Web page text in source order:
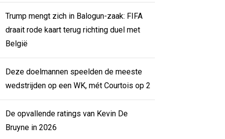
Trump mengt zich in Balogun-zaak: FIFA
draait rode kaart terug richting duel met
België
Deze doelmannen speelden de meeste
wedstrijden op een WK, mét Courtois op 2
De opvallende ratings van Kevin De
Bruyne in 2026